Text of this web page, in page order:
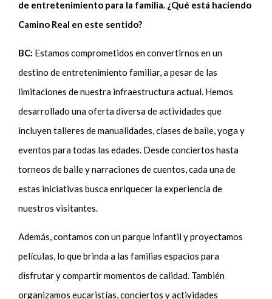
de entretenimiento para la familia. ¿Qué está haciendo
Camino Real en este sentido?
BC: Estamos comprometidos en convertirnos en un
destino de entretenimiento familiar, a pesar de las
limitaciones de nuestra infraestructura actual. Hemos
desarrollado una oferta diversa de actividades que
incluyen talleres de manualidades, clases de baile, yoga y
eventos para todas las edades. Desde conciertos hasta
torneos de baile y narraciones de cuentos, cada una de
estas iniciativas busca enriquecer la experiencia de
nuestros visitantes.
Además, contamos con un parque infantil y proyectamos
películas, lo que brinda a las familias espacios para
disfrutar y compartir momentos de calidad. También
organizamos eucaristías, conciertos y actividades